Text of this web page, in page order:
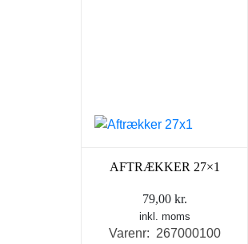
varesiden
AFTRÆKKER 27×1
79,00 kr.
inkl. moms
Varenr: 267000100